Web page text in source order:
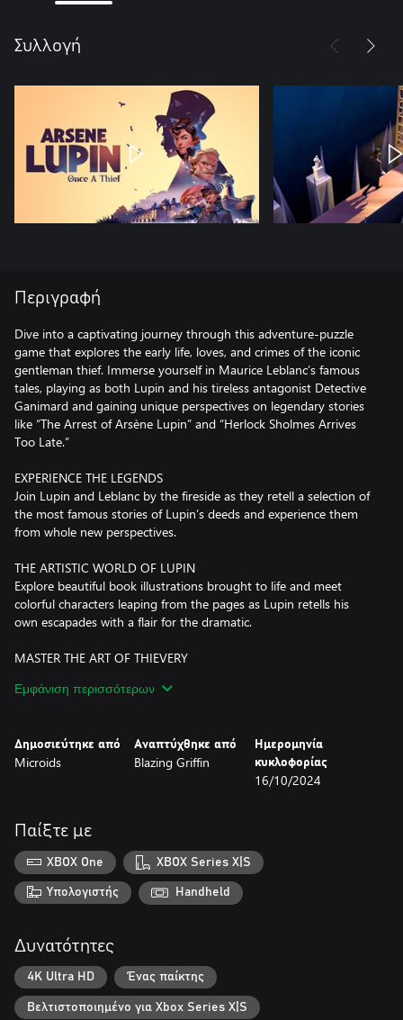
Συλλογή
Περιγραφή
Dive into a captivating journey through this adventure-puzzle
game that explores the early life, loves, and crimes of the iconic
gentleman thief. Immerse yourself in Maurice Leblanc’s famous
tales, playing as both Lupin and his tireless antagonist Detective
Ganimard and gaining unique perspectives on legendary stories
like “The Arrest of Arsène Lupin” and “Herlock Sholmes Arrives
Too Late.”
EXPERIENCE THE LEGENDS
Join Lupin and Leblanc by the fireside as they retell a selection of
the most famous stories of Lupin’s deeds and experience them
from whole new perspectives.
THE ARTISTIC WORLD OF LUPIN
Explore beautiful book illustrations brought to life and meet
colorful characters leaping from the pages as Lupin retells his
own escapades with a flair for the dramatic.
MASTER THE ART OF THIEVERY
variety of disguises as you take on exciting criminal escapades
DETECT AND DEDUCE
See the stories from a fresh perspective as you immerse yourself
creating timelines, and connecting the dots to pursue and
apprehend your legendary adversary.
Εμφάνιση περισσότερων
Δημοσιεύτηκε από
Microids
Αναπτύχθηκε από
Blazing Griffin
Ημερομηνία
κυκλοφορίας
16/10/2024
Παίξτε με
XBOX One XBOX Series X|S
Υπολογιστής Handheld
Δυνατότητες
4K Ultra HD Ένας παίκτης
Βελτιστοποιημένο για Xbox Series X|S